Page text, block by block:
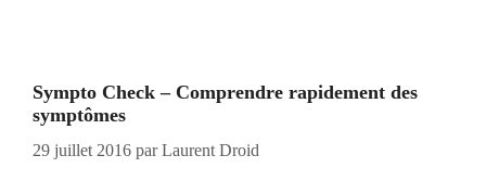
Sympto Check – Comprendre rapidement des
symptômes
29 juillet 2016 parLaurent Droid